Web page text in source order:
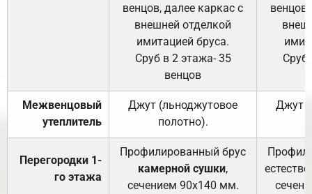
венцов, далее каркас с
внешней отделкой
имитацией бруса.
Сруб в 2 этажа- 35
венцов
Сруб
Межвенцовый
утеплитель
Джут (льноджутовое
полотно).
Джут
Перегородки 1-
го этажа
Профилированный брус
камерной сушки,
сечением 90х140 мм.